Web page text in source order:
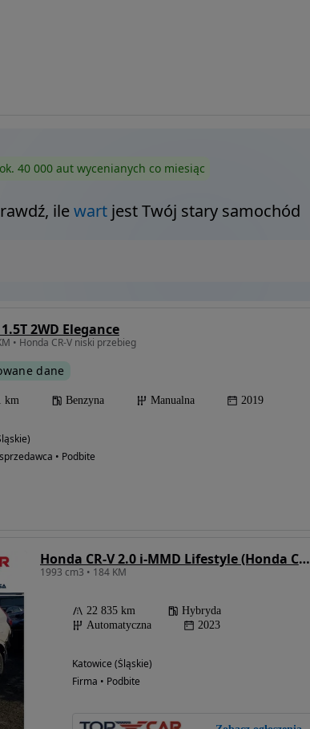
ok. 40 000 aut wycenianych co miesiąc
ilewartjest Twój stary samochód
2WD Elegance
• Honda CR-V niski przebieg
dane
km Benzyna Manualna 2019
• Podbite
Honda CR-V 2.0 i-MMD Lifestyle (Honda Connect+)
1993 cm3 • 184 KM
22 835 km
Hybryda
Automatyczna
2023
Katowice (Śląskie)
Firma • Podbite